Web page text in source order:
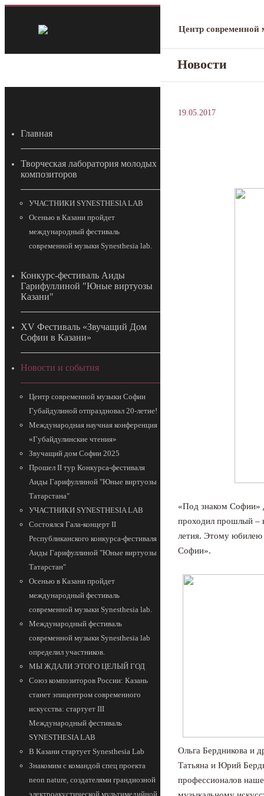
Главная
Творческая лаборатория молодых
композиторов
УЧАСТНИКИ SYNESTHESIA LAB
Осенью в Казани пройдет
международный фестиваль
современной музыки Synesthesia lab.
Конкурс-фестиваль Аиды
Гарифуллиной "Юные виртуозы
Казани"
ХV Фестиваль «Звучащий Дом
Софии в Казани»
Новости и события
Центр современной музыки Софии
Губайдулиной отпраздновал 20-летие!
Международная научная конференция
«Губайдулинские чтения»
Звучащий дом Софии 2025
Прошел II тур Конкурса-фестиваля
Аиды Гарифуллиной "Юные виртуозы
Татарстана"
УЧАСТНИКИ SYNESTHESIA LAB
Состоялся Гала-концерт II
Республиканского конкурса-фестиваля
Аиды Гарифуллиной "Юные виртуозы
Татарстан"
Осенью в Казани пройдет
международный фестиваль
современной музыки Synesthesia lab.
Международный фестиваль
современной музыки Synesthesia lab
определил участников.
МЫ ЖДАЛИ ЭТОГО ЦЕЛЫЙ ГОД
Союз композиторов России: Казань
станет эпицентром современного
искусства: стартует III
Международный фестиваль
SYNESTHESIA LAB
В Казани стартует Synesthesia Lab
Знакомим с командой спец проекта
neon nature, создателями грандиозной
электроакустической мультимедийной
Центр
Новости
19.05.2017
«Под знаком Софии»
проходил прошлый –
летия. Этому юбилею
Софии».
Ольга Бердникова и
Татьяна и Юрий
профессионалов